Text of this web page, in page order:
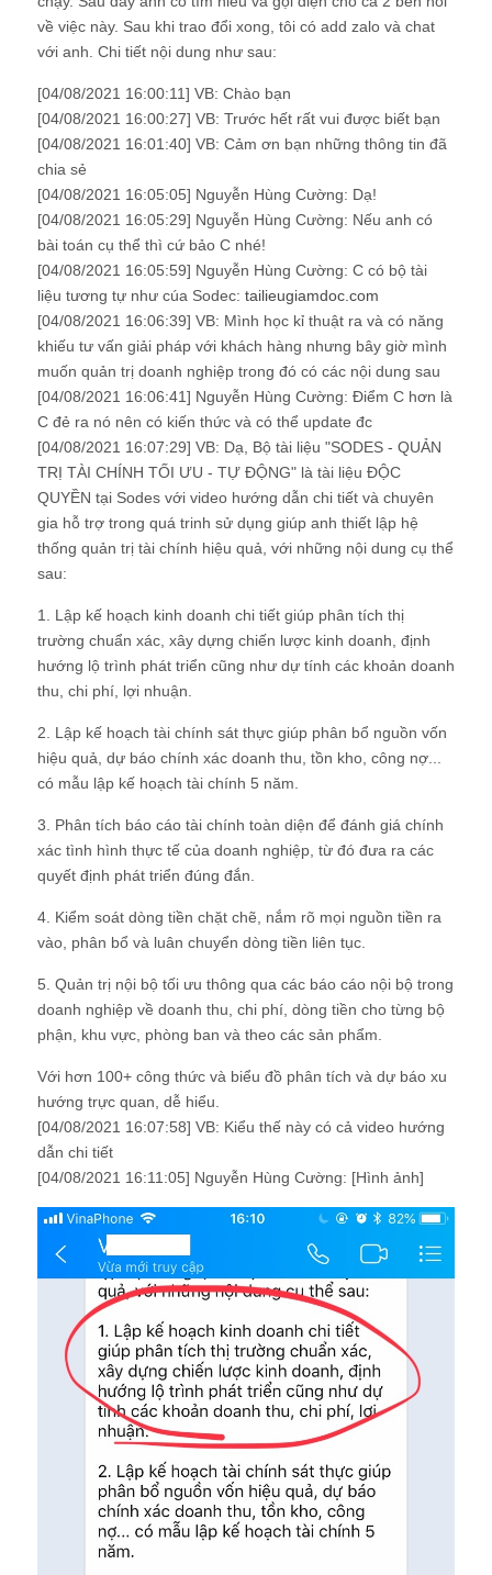
về việc này. Sau khi trao đổi xong, tôi có add zalo và chat
với anh. Chi tiết nội dung như sau:
[04/08/2021 16:00:11] VB: Chào bạn
[04/08/2021 16:00:27] VB: Trước hết rất vui được biết bạn
[04/08/2021 16:01:40] VB: Cảm ơn bạn những thông tin đã
chia sẻ
[04/08/2021 16:05:05] Nguyễn Hùng Cường: Dạ!
[04/08/2021 16:05:29] Nguyễn Hùng Cường: Nếu anh có
bài toán cụ thể thì cứ bảo C nhé!
[04/08/2021 16:05:59] Nguyễn Hùng Cường: C có bộ tài
liệu tương tự như cúa Sodec: tailieugiamdoc.com
[04/08/2021 16:06:39] VB: Mình học kỉ thuật ra và có năng
khiếu tư vấn giải pháp với khách hàng nhưng bây giờ mình
muốn quản trị doanh nghiệp trong đó có các nội dung sau
[04/08/2021 16:06:41] Nguyễn Hùng Cường: Điểm C hơn là
C đẻ ra nó nên có kiến thức và có thể update đc
[04/08/2021 16:07:29] VB: Dạ, Bộ tài liệu "SODES - QUẢN
TRỊ TÀI CHÍNH TỐI ƯU - TỰ ĐỘNG" là tài liệu ĐỘC
QUYỀN tại Sodes với video hướng dẫn chi tiết và chuyên
gia hỗ trợ trong quá trinh sử dụng giúp anh thiết lập hệ
thống quản trị tài chính hiệu quả, với những nội dung cụ thể
sau:
1. Lập kế hoạch kinh doanh chi tiết giúp phân tích thị
trường chuẩn xác, xây dựng chiến lược kinh doanh, định
hướng lộ trình phát triển cũng như dự tính các khoản doanh
thu, chi phí, lợi nhuận.
2. Lập kế hoạch tài chính sát thực giúp phân bổ nguồn vốn
hiệu quả, dự báo chính xác doanh thu, tồn kho, công nợ...
có mẫu lập kế hoạch tài chính 5 năm.
3. Phân tích báo cáo tài chính toàn diện để đánh giá chính
xác tình hình thực tế của doanh nghiệp, từ đó đưa ra các
quyết định phát triển đúng đắn.
4. Kiểm soát dòng tiền chặt chẽ, nắm rõ mọi nguồn tiền ra
vào, phân bổ và luân chuyển dòng tiền liên tục.
5. Quản trị nội bộ tối ưu thông qua các báo cáo nội bộ trong
doanh nghiệp về doanh thu, chi phí, dòng tiền cho từng bộ
phận, khu vực, phòng ban và theo các sản phẩm.
Với hơn 100+ công thức và biểu đồ phân tích và dự báo xu
hướng trực quan, dễ hiểu.
[04/08/2021 16:07:58] VB: Kiểu thế này có cả video hướng
dẫn chi tiết
[04/08/2021 16:11:05] Nguyễn Hùng Cường: [Hình ảnh]